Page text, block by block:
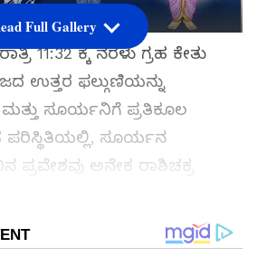
11:32 ಕ್ಕೆ ನೆರಳು ಗ್ರಹ ಕೇತು
ಉತ್ತರ ಫಲ್ಗುಣಿಯನ್ನು
ಮತ್ತು ಸೂರ್ಯನಿಗೆ ಪ್ರತಿಕೂಲ
ಸೂರ್ಯನ
ಪ್ರವೇಶವು ಅನೇಕ ರಾಶಿಚಕ್ರ
asianet suvarna news ಅನ್ನು
Full Gallery